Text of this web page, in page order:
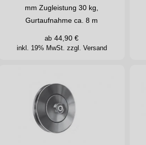
mm Zugleistung 30 kg,
Gurtaufnahme ca. 8 m
inkl. 19% MwSt. zzgl. Versand
ab 44,90 €